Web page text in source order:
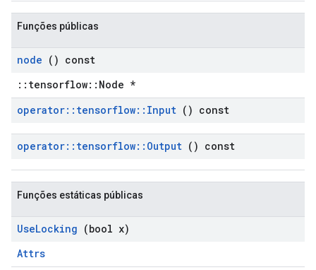
Funções públicas
node () const
::tensorflow::Node *
operator:: tensorflow:: Input () const
operator:: tensorflow:: Output () const
Funções estáticas públicas
UseLocking (bool x)
Attrs